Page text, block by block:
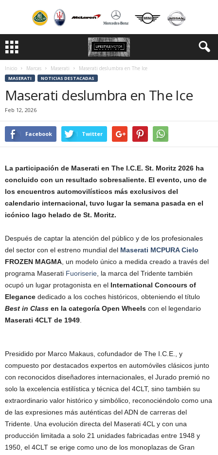
Inicio Marcas Maserati Maserati deslumbra en The Ice
MASERATI NOTICIAS DESTACADAS
Maserati deslumbra en The Ice
Feb 12, 2026
Facebook Twitter
La participación de Maserati en The I.C.E. St. Moritz 2026 ha
concluido con un resultado sobresaliente. El evento, uno de
los encuentros automovilísticos más exclusivos del
calendario internacional, tuvo lugar la semana pasada en el
icónico lago helado de St. Moritz.
Después de captar la atención del público y de los profesionales
del sector con el estreno mundial del Maserati MCPURA Cielo
FROZEN MAGMA , un modelo único a medida creado a través del
programa Maserati Fuoriserie , la marca del Tridente también
ocupó un lugar protagonista en el International Concours of
Elegance dedicado a los coches históricos, obteniendo el título
Best in Class en la categoría Open Wheels con el legendario
Maserati 4CLT de 1949
Presidido por Marco Makaus, cofundador de The I.C.E., y
compuesto por destacados expertos en automóviles clásicos junto
con reconocidos diseñadores internacionales, el Jurado premió no
solo la excelencia estilística y técnica del 4CLT, sino también su
extraordinario valor histórico y simbólico, reconociéndolo como una
de las expresiones más auténticas del ADN de carreras del
Tridente. Una evolución directa del Maserati 4CL y con una
producción limitada a solo 21 unidades fabricadas entre 1948 y
1950, el 4CLT se erige como uno de los monoplazas de Gran